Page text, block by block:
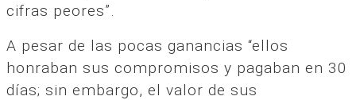
cifras peores”.
A pesar de las pocas ganancias “ellos
honraban sus compromisos y pagaban en 30
días; sin embargo, el valor de sus